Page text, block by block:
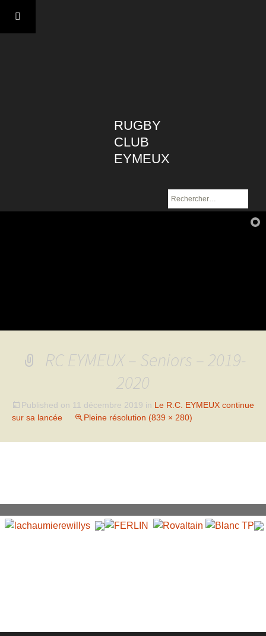
RUGBY
CLUB
EYMEUX
Rechercher :
contenu
RC EYMEUX – Seniors – 2019-
2020
Published on 11 décembre 2019 in Le R.C. EYMEUX continue
sur sa lancée
Pleine résolution (839 × 280)